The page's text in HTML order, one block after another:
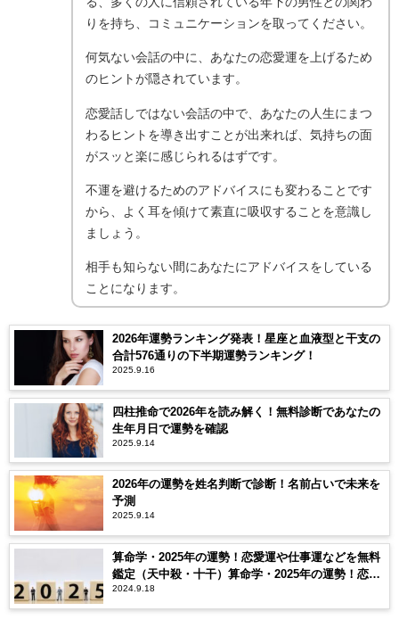
りを持ち、コミュニケーションを取ってください。
何気ない会話の中に、あなたの恋愛運を上げるため
のヒントが隠されています。
恋愛話しではない会話の中で、あなたの人生にまつ
わるヒントを導き出すことが出来れば、気持ちの面
がスッと楽に感じられるはずです。
不運を避けるためのアドバイスにも変わることです
から、よく耳を傾けて素直に吸収することを意識し
ましょう。
相手も知らない間にあなたにアドバイスをしている
ことになります。
2026年運勢ランキング発表！星座と血液型と干支の
合計576通りの下半期運勢ランキング！
2025.9.16
四柱推命で2026年を読み解く！無料診断であなたの
生年月日で運勢を確認
2025.9.14
2026年の運勢を姓名判断で診断！名前占いで未来を
予測
2025.9.14
算命学・2025年の運勢！恋愛運や仕事運などを無料
鑑定（天中殺・十干）算命学・2025年の運勢！恋愛
運や仕事運などを無料鑑定（天中殺・十干）
2024.9.18